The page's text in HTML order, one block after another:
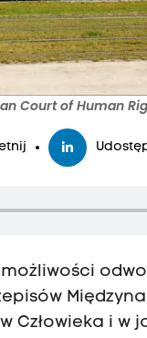
Court of Human
możliwości
Człowieka i